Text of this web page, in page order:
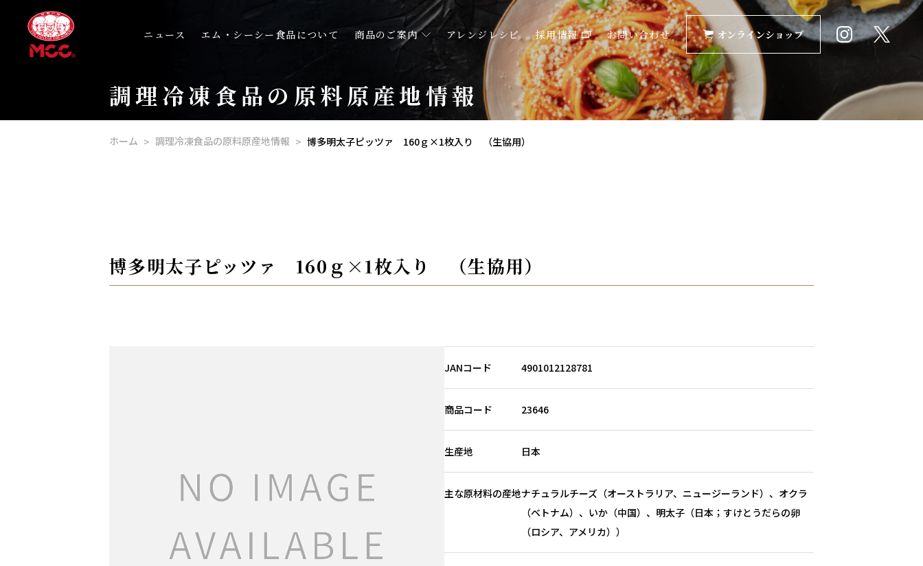
ニュース エム・シーシー食品について 商品のご案内 アレンジレシピ 採用情報 お問い合わせ オンラインショップ
調理冷凍食品の原料原産地情報
ホーム 調理冷凍食品の原料原産地情報 博多明太子ピッツァ 160ｇ×1枚入り （生協用）
博多明太子ピッツァ 160ｇ×1枚入り （生協用）
JANコード 4901012128781
商品コード 23646
生産地 日本
主な原材料の産地ナチュラルチーズ（オーストラリア、ニュージーランド）、オクラ
（ベトナム）、いか（中国）、明太子（日本；すけとうだらの卵
（ロシア、アメリカ））